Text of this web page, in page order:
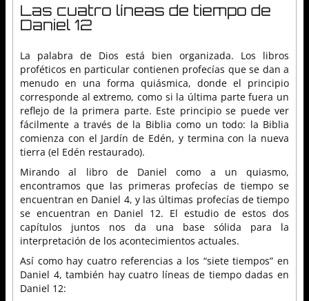
Las cuatro líneas de tiempo de
Daniel 12
La palabra de Dios está bien organizada. Los libros
proféticos en particular contienen profecías que se dan a
menudo en una forma quiásmica, donde el principio
corresponde al extremo, como si la última parte fuera un
reflejo de la primera parte. Este principio se puede ver
fácilmente a través de la Biblia como un todo: la Biblia
comienza con el Jardín de Edén, y termina con la nueva
tierra (el Edén restaurado).
Mirando al libro de Daniel como a un quiasmo,
encontramos que las primeras profecías de tiempo se
encuentran en Daniel 4, y las últimas profecías de tiempo
se encuentran en Daniel 12. El estudio de estos dos
capítulos juntos nos da una base sólida para la
interpretación de los acontecimientos actuales.
Así como hay cuatro referencias a los “siete tiempos” en
Daniel 4, también hay cuatro líneas de tiempo dadas en
Daniel 12: